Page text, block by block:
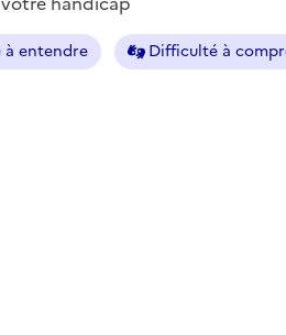
entendre Difficulté à